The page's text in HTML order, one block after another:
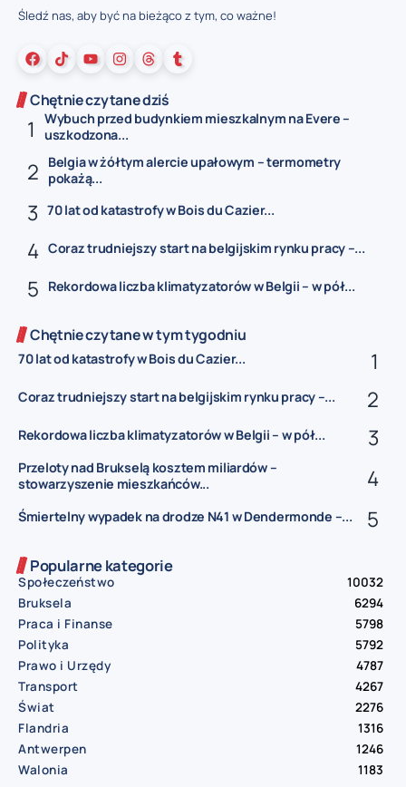
Śledź nas, aby być na bieżąco z tym, co ważne!
Chętnie czytane dziś
Wybuch przed budynkiem mieszkalnym na Evere –
uszkodzona...
Belgia w żółtym alercie upałowym – termometry
pokażą...
70 lat od katastrofy w Bois du Cazier...
Coraz trudniejszy start na belgijskim rynku pracy –...
Rekordowa liczba klimatyzatorów w Belgii – w pół...
Chętnie czytane w tym tygodniu
70 lat od katastrofy w Bois du Cazier...
Coraz trudniejszy start na belgijskim rynku pracy –...
Rekordowa liczba klimatyzatorów w Belgii – w pół...
Przeloty nad Brukselą kosztem miliardów –
stowarzyszenie mieszkańców...
Śmiertelny wypadek na drodze N41 w Dendermonde –...
Popularne kategorie
Społeczeństwo
10032
Bruksela
6294
Praca i Finanse
5798
Polityka
5792
Prawo i Urzędy
4787
Transport
4267
Świat
2276
Flandria
1316
Antwerpen
1246
Walonia
1183